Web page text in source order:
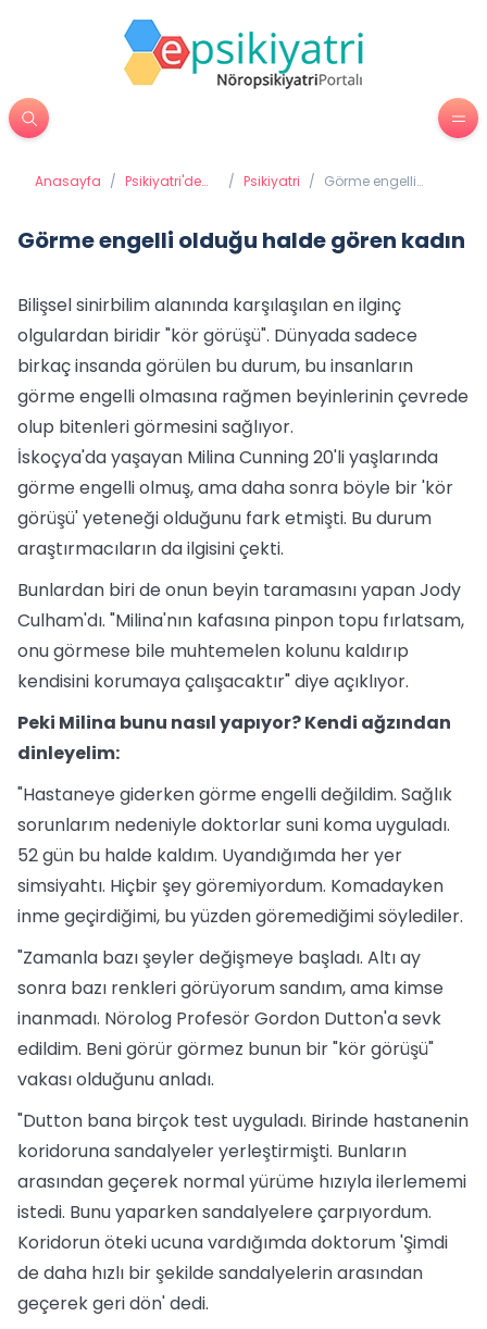
Anasayfa / Psikiyatri'de
/ Psikiyatri / Görme engelli
Görme engelli olduğu halde gören kadın
Bilişsel sinirbilim alanında karşılaşılan en ilginç
olgulardan biridir "kör görüşü". Dünyada sadece
birkaç insanda görülen bu durum, bu insanların
görme engelli olmasına rağmen beyinlerinin çevrede
olup bitenleri görmesini sağlıyor.
İskoçya'da yaşayan Milina Cunning 20'li yaşlarında
görme engelli olmuş, ama daha sonra böyle bir 'kör
görüşü' yeteneği olduğunu fark etmişti. Bu durum
araştırmacıların da ilgisini çekti.
Bunlardan biri de onun beyin taramasını yapan Jody
Culham'dı. "Milina'nın kafasına pinpon topu fırlatsam,
onu görmese bile muhtemelen kolunu kaldırıp
kendisini korumaya çalışacaktır" diye açıklıyor.
Peki Milina bunu nasıl yapıyor? Kendi ağzından
dinleyelim:
"Hastaneye giderken görme engelli değildim. Sağlık
sorunlarım nedeniyle doktorlar suni koma uyguladı.
52 gün bu halde kaldım. Uyandığımda her yer
simsiyahtı. Hiçbir şey göremiyordum. Komadayken
inme geçirdiğimi, bu yüzden göremediğimi söylediler.
"Zamanla bazı şeyler değişmeye başladı. Altı ay
sonra bazı renkleri görüyorum sandım, ama kimse
inanmadı. Nörolog Profesör Gordon Dutton'a sevk
edildim. Beni görür görmez bunun bir "kör görüşü"
vakası olduğunu anladı.
"Dutton bana birçok test uyguladı. Birinde hastanenin
koridoruna sandalyeler yerleştirmişti. Bunların
arasından geçerek normal yürüme hızıyla ilerlememi
istedi. Bunu yaparken sandalyelere çarpıyordum.
Koridorun öteki ucuna vardığımda doktorum 'Şimdi
de daha hızlı bir şekilde sandalyelerin arasından
geçerek geri dön' dedi.